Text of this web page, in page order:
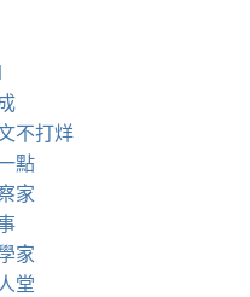
不打烊
點
家
家
堂